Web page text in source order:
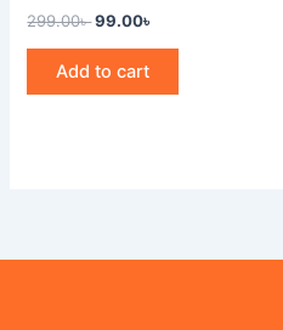
299.00৳99.00৳
Add to cart